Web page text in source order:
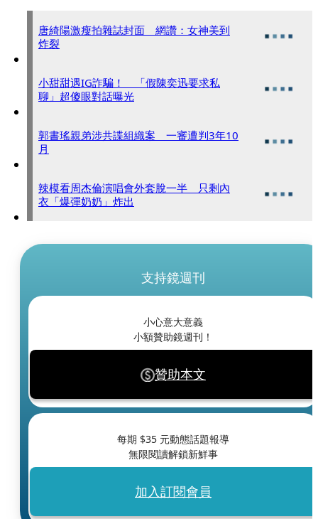
唐綺陽激瘦拍雜誌封面 網讚：女神美到
炸裂
小甜甜遇IG詐騙！ 「假陳奕迅要求私
聊」超傻眼對話曝光
郭書瑤親弟涉共諜組織案 一審遭判3年10
月
辣模看周杰倫演唱會外套脫一半 只剩內
衣「爆彈奶奶」炸出
支持鏡週刊
小心意大意義
小額贊助鏡週刊！
贊助本文
每期 $35 元動態話題報導
無限閱讀解鎖新鮮事
加入訂閱會員